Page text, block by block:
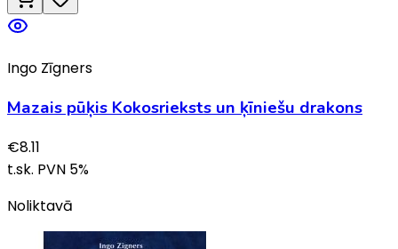
Ingo Zīgners
Mazais pūķis Kokosrieksts un ķīniešu drakons
€8.11
t.sk. PVN 5%
Noliktavā